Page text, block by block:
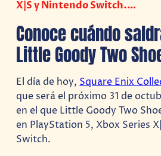
X|S y Nintendo Switch.…
Conoce cuándo
Little Goody Two
El día de hoy,Square Enix
que será el próximo 31 de
en el que Little Goody Two
en PlayStation 5, Xbox Series
Switch.